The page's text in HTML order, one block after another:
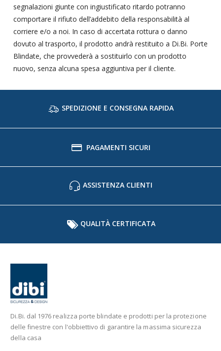
segnalazioni giunte con ingiustificato ritardo potranno
comportare il rifiuto dell’addebito della responsabilità al
corriere e/o a noi. In caso di accertata rottura o danno
dovuto al trasporto, il prodotto andrà restituito a Di.Bi. Porte
Blindate, che provvederà a sostituirlo con un prodotto
nuovo, senza alcuna spesa aggiuntiva per il cliente.
SPEDIZIONE E CONSEGNA RAPIDA
PAGAMENTI SICURI
ASSISTENZA CLIENTI
QUALITÀ CERTIFICATA
Di.Bi. dal 1976 realizza porte blindate e prodotti per la protezione
delle finestre con l'obbiettivo di garantire la massima sicurezza
della casa